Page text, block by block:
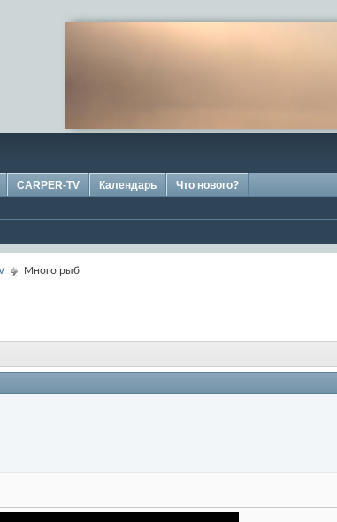
CARPER-TV Календарь Что нового?
Много рыб